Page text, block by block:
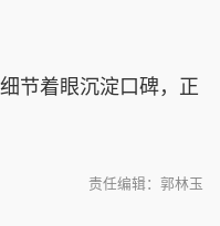
着眼沉淀口碑，正
责任编辑：郭林玉